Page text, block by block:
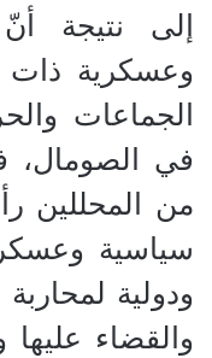
إلى نتيجة
وعسكرية ذات
الجماعات
في الصومال،
من المحللين
سياسية
ودولية
والقضاء عليها